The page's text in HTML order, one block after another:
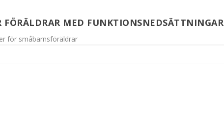
FÖRÄLDRAR MED FUNKTIONSNEDSÄTTNINGAR
för småbarnsföräldrar